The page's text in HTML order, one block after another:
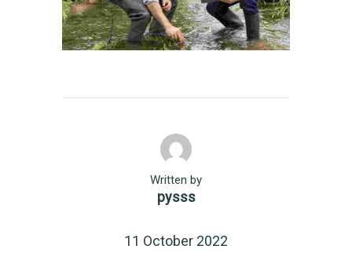
Written by
pysss
11 October 2022